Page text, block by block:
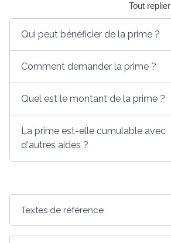
Tout replier
Qui peut bénéficier de la prime ?
Comment demander la prime ?
Quel est le montant de la prime ?
La prime est-elle cumulable avec
d'autres aides ?
Textes de référence